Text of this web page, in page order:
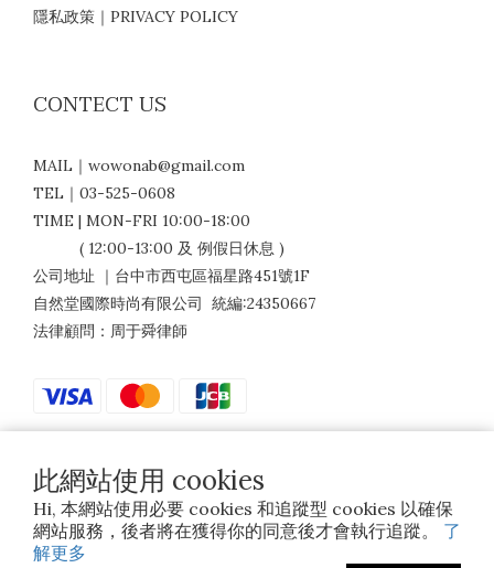
此網站使用 cookies
Hi, 本網站使用必要 cookies 和追蹤型 cookies 以確保
網站服務，後者將在獲得你的同意後才會執行追蹤。 了
解更多
隱私政策｜PRIVACY POLICY
CONTECT US
MAIL｜wowonab@gmail.com
TEL｜03-525-0608
TIME | MON-FRI 10:00-18:00
( 12:00-13:00 及 例假日休息 )
公司地址 ｜台中市西屯區福星路451號1F
自然堂國際時尚有限公司 統編:24350667
法律顧問：周于舜律師
$ TWD 繁體中文